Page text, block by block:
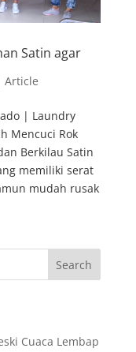
Satin agar
Article
| Laundry
Mencuci Rok
Berkilau Satin
memiliki serat
mudah rusak
Search
Cuaca Lembap